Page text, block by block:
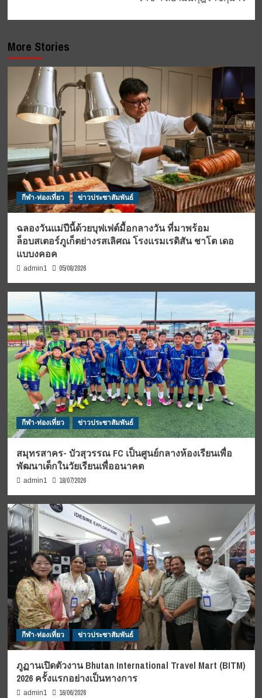
More Stories
กีฬา-ท่องเที่ยว ข่าวประชาสัมพันธ์
ฉลองวันแม่ปีนี้ด้วยบุฟเฟต์มื้อกลางวัน ที่มาพร้อม
ล็อบสเตอร์ภูเก็ตย่างรสเลิศณ โรงแรมเรดิสัน ชาโต เดอ
แบบงคอค
admin1 05/08/2026
กีฬา-ท่องเที่ยว ข่าวประชาสัมพันธ์
สมุทรสาคร- บัวสุวรรณ FC เป็นศูนย์กลางห้องเรียนเพื่อ
พัฒนาเด็กในวัยเรียนเพื่ออนาคต
admin1 18/07/2026
กีฬา-ท่องเที่ยว ข่าวประชาสัมพันธ์
ภูฏานเปิดตัวงาน Bhutan International Travel Mart (BITM)
2026 ครั้งแรกอย่างเป็นทางการ
admin1 16/06/2026